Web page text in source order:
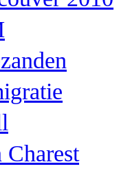
Charest